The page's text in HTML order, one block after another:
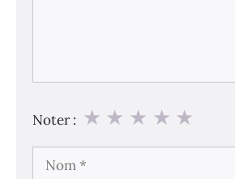
Noter : ★
★
★
★
★
Nom